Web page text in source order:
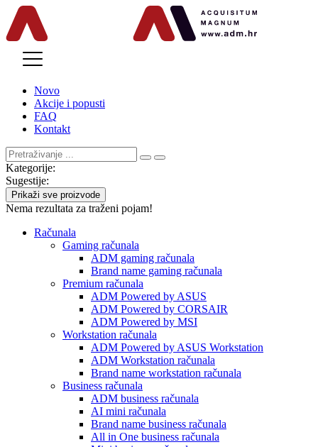
Novo
Akcije i popusti
FAQ
Kontakt
Kategorije:
Sugestije:
Prikaži sve proizvode
Nema rezultata za traženi pojam!
Računala
Gaming računala
ADM gaming računala
Brand name gaming računala
Premium računala
ADM Powered by ASUS
ADM Powered by CORSAIR
ADM Powered by MSI
Workstation računala
ADM Powered by ASUS Workstation
ADM Workstation računala
Brand name workstation računala
Business računala
ADM business računala
AI mini računala
Brand name business računala
All in One business računala